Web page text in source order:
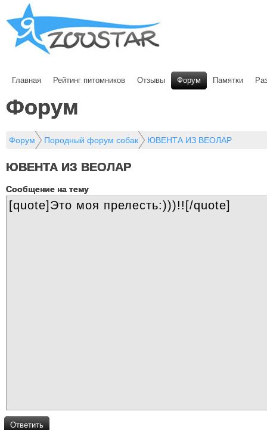
Главная Рейтинг питомников Отзывы Форум Памятки
Форум
Форум Породный форум собак ЮВЕНТА ИЗ ВЕОЛАР
ЮВЕНТА ИЗ ВЕОЛАР
Cообщение на тему
Ответить